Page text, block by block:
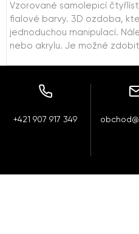
Vzorované samolepicí
fialové barvy. 3D ozdoba,
jednoduchou manipulací.
nebo akrylu. Je možné
+421 907 917 349